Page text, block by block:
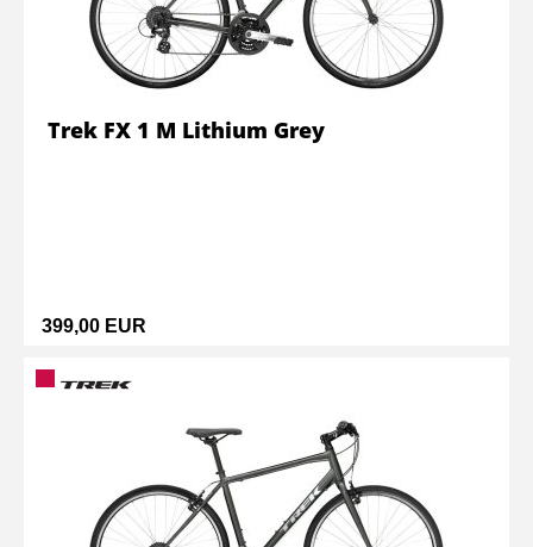
399,00 EUR
Trek FX 1 M Lithium Grey